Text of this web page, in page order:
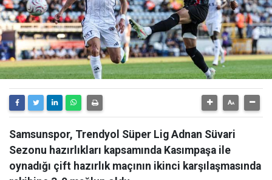
Samsunspor, Trendyol Süper Lig Adnan Süvari
Sezonu hazırlıkları kapsamında Kasımpaşa ile
oynadığı çift hazırlık maçının ikinci karşılaşmasında